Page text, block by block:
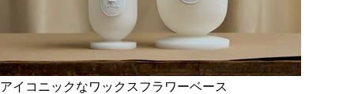
アイコニックなワックスフラワーベース